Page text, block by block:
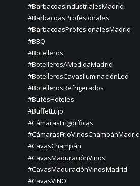
#BarbacoasIndustrialesMadrid
#BarbacoasProfesionales
#BarbacoasProfesionalesMadrid
#BBQ
#Botelleros
#BotellerosAMedidaMadrid
#BotellerosCavasIluminaciónLed
#BotellerosRefrigerados
#BufésHoteles
#BuffetLujo
#CámarasFrigoríficas
#CámarasFríoVinosChampánMadrid
#CavasChampán
#CavasMaduraciónVinos
#CavasMaduraciónVinosMadrid
#CavasVINO